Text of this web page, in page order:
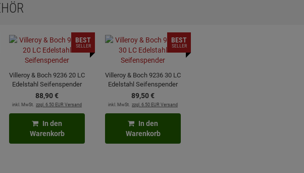
Villeroy & Boch 9236 20 LC
Edelstahl Seifenspender
88,90€
inkl. MwSt. zzgl. 6.50 EUR Versand
BEST
SELLER
In den
Warenkorb
Villeroy & Boch 9236 30 LC
Edelstahl Seifenspender
89,50€
inkl. MwSt. zzgl. 6.50 EUR Versand
BEST
SELLER
In den
Warenkorb